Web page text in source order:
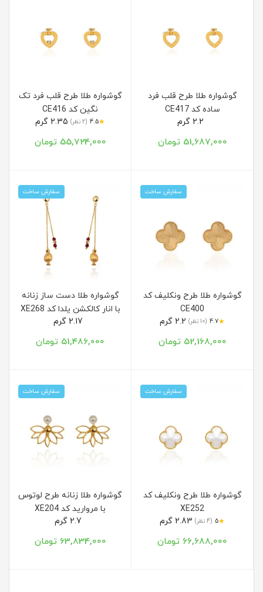
گوشواره طلا طرح قلب فرد
ساده کد CE417
51,687,000 تومان
گوشواره طلا طرح قلب فرد تک
نگین کد CE416
★
4.5 (2 نظر)
55,724,000 تومان
سفارش ساخت
گوشواره طلا طرح ونکلیف کد
CE400
★
4.7 (10 نظر)
52,168,000 تومان
سفارش ساخت
گوشواره طلا دست ساز زنانه
با انار کالکشن یلدا کد XE268
51,486,000 تومان
سفارش ساخت
گوشواره طلا طرح ونکلیف کد
XE252
★
5 (4 نظر)
66,688,000 تومان
سفارش ساخت
گوشواره طلا زنانه طرح لوتوس
با مروارید کد XE204
63,834,000 تومان